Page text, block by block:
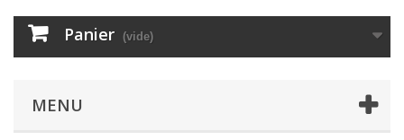
Panier (vide)
MENU